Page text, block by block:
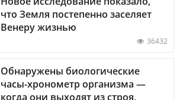
что Земля постепенно заселяет
Венеру жизнью
36432
Обнаружены биологические
часы-хронометр организма —
когда они выходят из строя,